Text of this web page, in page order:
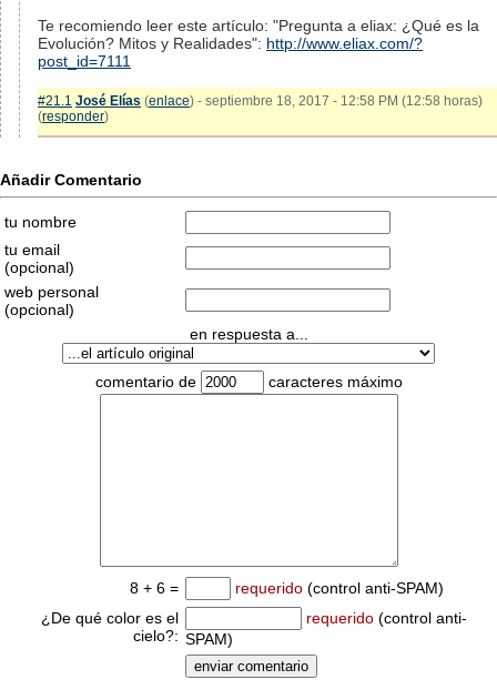
Te recomiendo leer este artículo: "Pregunta a eliax: ¿Qué es la
Evolución? Mitos y Realidades": http://www.eliax.com/?
post_id=7111
#21.1 José Elías (enlace) - septiembre 18, 2017 - 12:58 PM (12:58 horas)
(responder)
Añadir Comentario
tu nombre
tu email
(opcional)
web personal
(opcional)
en respuesta a...
comentario de caracteres máximo
8 + 6 = requerido (control anti-SPAM)
¿De qué color es el
cielo?:
requerido (control anti-
SPAM)